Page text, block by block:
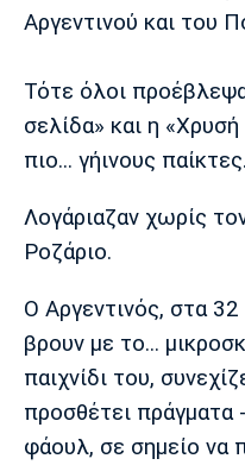
Αργεντινού και του
Τότε όλοι
σελίδα» και η
πιο... γήινους παίκτες.
Λογάριαζαν χωρίς
Ροζάριο.
Ο Αργεντινός, στα
βρουν με το...
παιχνίδι του,
προσθέτει πράγματα
φάουλ, σε σημείο να